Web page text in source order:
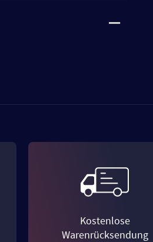
Kostenlose
Warenrücksendung